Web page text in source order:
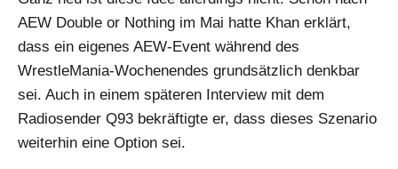
AEW Double or Nothing im Mai hatte Khan erklärt,
dass ein eigenes AEW-Event während des
WrestleMania-Wochenendes grundsätzlich denkbar
sei. Auch in einem späteren Interview mit dem
Radiosender Q93 bekräftigte er, dass dieses Szenario
weiterhin eine Option sei.